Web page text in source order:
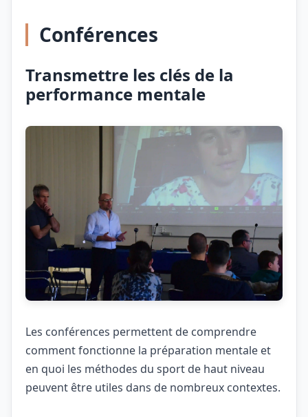
Conférences
Transmettre les clés de la
performance mentale
Les conférences permettent de comprendre
comment fonctionne la préparation mentale et
en quoi les méthodes du sport de haut niveau
peuvent être utiles dans de nombreux contextes.